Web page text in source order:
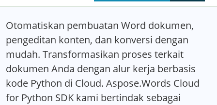
Otomatiskan pembuatan Word dokumen,
pengeditan konten, dan konversi dengan
mudah. Transformasikan proses terkait
dokumen Anda dengan alur kerja berbasis
kode Python di Cloud. Aspose.Words Cloud
for Python SDK kami bertindak sebagai